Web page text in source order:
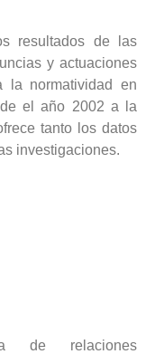
resultados de las
y actuaciones
la normatividad en
el año 2002 a la
tanto los datos
investigaciones.
de relaciones